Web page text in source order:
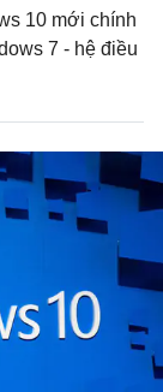
10 mới chính
7 - hệ điều